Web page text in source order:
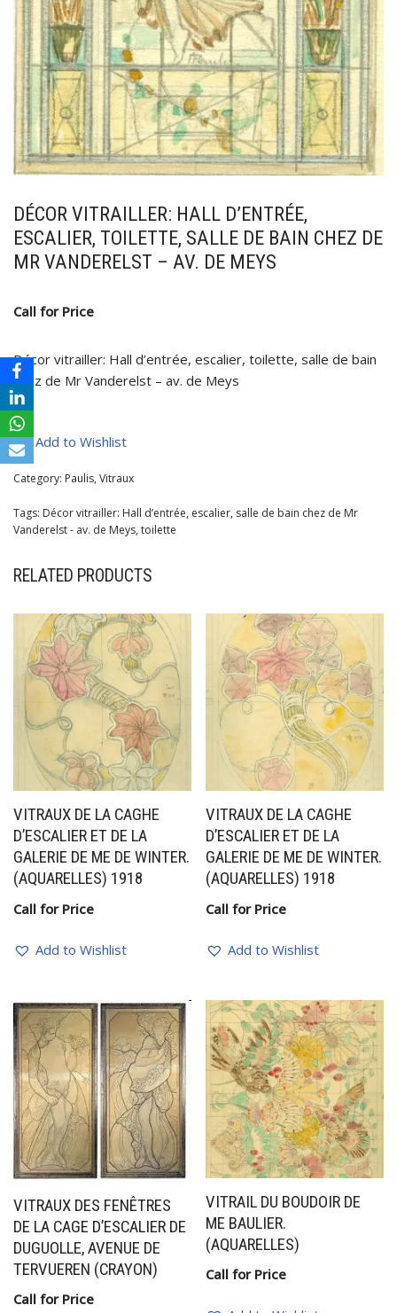
DÉCOR VITRAILLER: HALL D’ENTRÉE,
ESCALIER, TOILETTE, SALLE DE BAIN CHEZ DE
MR VANDERELST – AV. DE MEYS
Call for Price
Décor vitrailler: Hall d’entrée, escalier, toilette, salle de bain
chez de Mr Vanderelst – av. de Meys
Add to Wishlist
Category: Paulis, Vitraux
Tags: Décor vitrailler: Hall d’entrée, escalier, salle de bain chez de Mr
Vanderelst - av. de Meys,toilette
RELATED PRODUCTS
VITRAUX DE LA CAGHE
D’ESCALIER ET DE LA
GALERIE DE ME DE WINTER.
(AQUARELLES) 1918
Call for Price
Add to Wishlist
VITRAUX DE LA CAGHE
D’ESCALIER ET DE LA
GALERIE DE ME DE WINTER.
(AQUARELLES) 1918
Call for Price
Add to Wishlist
VITRAUX DES FENÊTRES
DE LA CAGE D’ESCALIER DE
DUGUOLLE, AVENUE DE
TERVUEREN (CRAYON)
Call for Price
VITRAIL DU BOUDOIR DE
ME BAULIER.
(AQUARELLES)
Call for Price